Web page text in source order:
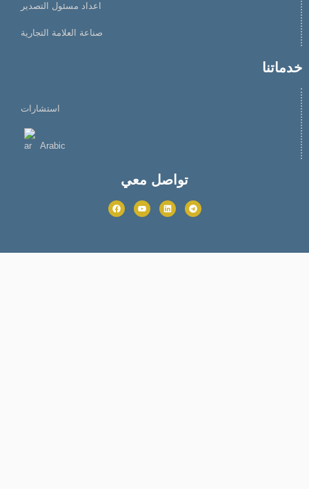
اعداد مسئول التصدير
صناعة العلامة التجارية
خدماتنا
استشارات
Arabic
تواصل معي